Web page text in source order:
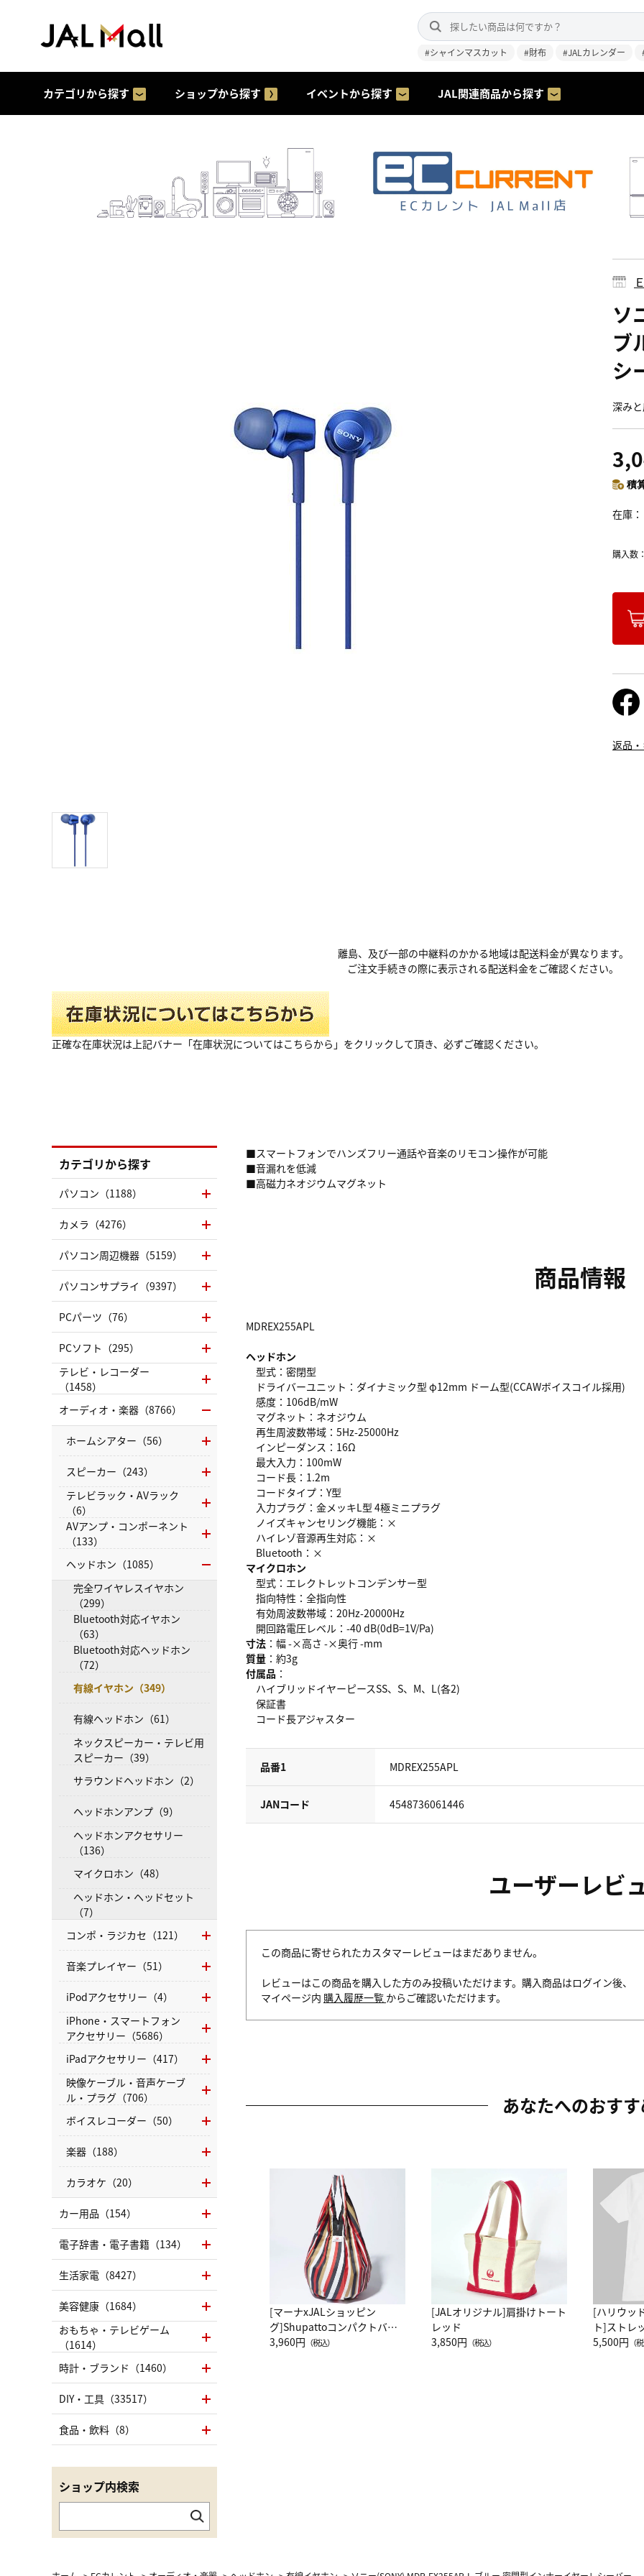
#シャインマスカット #財布 #JALカレンダー
カテゴリから探す ショップから探す イベントから探す JAL関連商品から探す
ソ
ブ
シ
深み
積
在庫
購入数
返品
離島、及び一部の中継料のかかる地域は配送料金が異なります。
ご注文手続きの際に表示される配送料金をご確認ください。
正確な在庫状況は上記バナー「在庫状況についてはこちらから」をクリックして頂き、必ずご確認ください。
■スマートフォンでハンズフリー通話や音楽のリモコン操作が可能
■音漏れを低減
■高磁力ネオジウムマグネット
商品情報
MDREX255APL
ヘッドホン
型式：密閉型
ドライバーユニット：ダイナミック型 φ12mm ドーム型(CCAWボイスコイル採用)
感度：106dB/mW
マグネット：ネオジウム
再生周波数帯域：5Hz-25000Hz
インピーダンス：16Ω
最大入力：100mW
コード長：1.2m
コードタイプ：Y型
入力プラグ：金メッキL型 4極ミニプラグ
ノイズキャンセリング機能：×
ハイレゾ音源再生対応：×
Bluetooth：×
マイクロホン
型式：エレクトレットコンデンサー型
指向特性：全指向性
有効周波数帯域：20Hz-20000Hz
開回路電圧レベル：-40 dB(0dB=1V/Pa)
寸法 ：幅 -×高さ -×奥行 -mm
質量 ：約3g
付属品 ：
ハイブリッドイヤーピースSS、S、M、L(各2)
保証書
コード長アジャスター
品番1 MDREX255APL
JANコード 4548736061446
ユーザーレビ
この商品に寄せられたカスタマーレビューはまだありません。
レビューはこの商品を購入した方のみ投稿いただけます。購入商品はログイン後、
マイページ内 購入履歴一覧 からご確認いただけます。
あなたへのおす
[マーナxJALショッピン
グ]Shupattoコンパクトバッ
グ Drop JAL客室乗務員
3,960円 （税込）
[JALオリジナル]肩掛けトート
レッド
3,850円 （税込）
[ハリウッ
ト]ストレ
ーネック
5,500円 （
カテゴリから探す
パソコン（1188）
カメラ（4276）
パソコン周辺機器（5159）
パソコンサプライ（9397）
PCパーツ（76）
PCソフト（295）
テレビ・レコーダー
（1458）
オーディオ・楽器（8766）
ホームシアター（56）
スピーカー（243）
テレビラック・AVラック
（6）
AVアンプ・コンポーネント
（133）
ヘッドホン（1085）
完全ワイヤレスイヤホン
（299）
Bluetooth対応イヤホン
（63）
Bluetooth対応ヘッドホン
（72）
有線イヤホン（349）
有線ヘッドホン（61）
ネックスピーカー・テレビ用
スピーカー（39）
サラウンドヘッドホン（2）
ヘッドホンアンプ（9）
ヘッドホンアクセサリー
（136）
マイクロホン（48）
ヘッドホン・ヘッドセット
（7）
コンポ・ラジカセ（121）
音楽プレイヤー（51）
iPodアクセサリー（4）
iPhone・スマートフォン
アクセサリー（5686）
iPadアクセサリー（417）
映像ケーブル・音声ケーブ
ル・プラグ（706）
ボイスレコーダー（50）
楽器（188）
カラオケ（20）
カー用品（154）
電子辞書・電子書籍（134）
生活家電（8427）
美容健康（1684）
おもちゃ・テレビゲーム
（1614）
時計・ブランド（1460）
DIY・工具（33517）
食品・飲料（8）
ショップ内検索